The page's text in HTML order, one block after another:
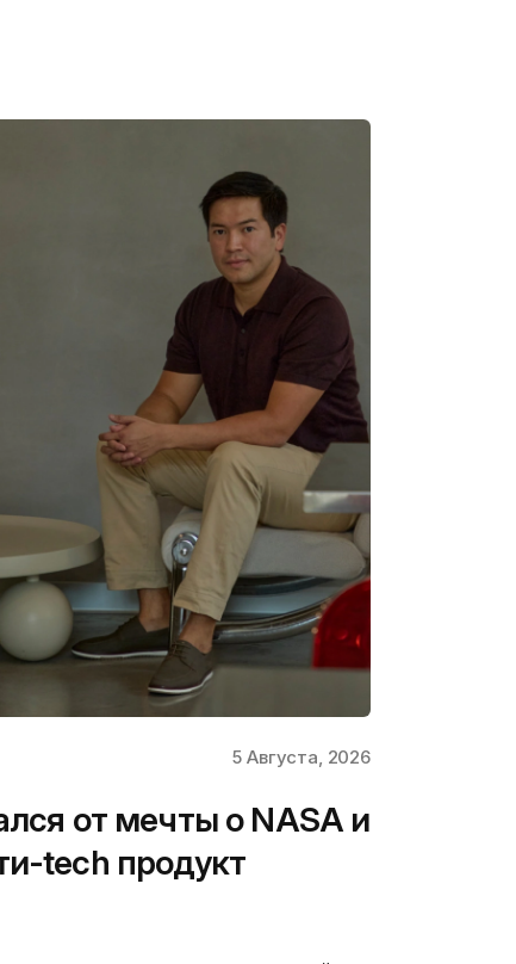
5 Августа, 2026
от мечты о NASA и
tech продукт